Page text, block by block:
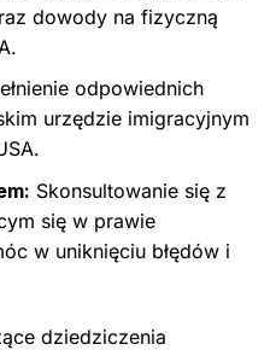
dowody na fizyczną
odpowiednich
urzędzie imigracyjnym
Skonsultowanie się z
się w prawie
w uniknięciu błędów i
dziedziczenia